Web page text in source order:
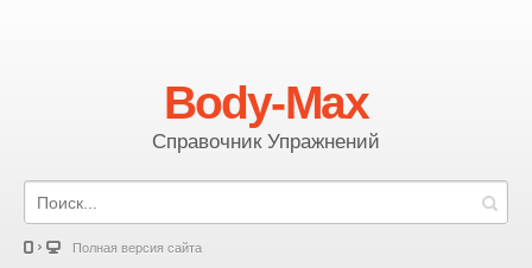
Body-Max
Справочник Упражнений
Полная версия сайта